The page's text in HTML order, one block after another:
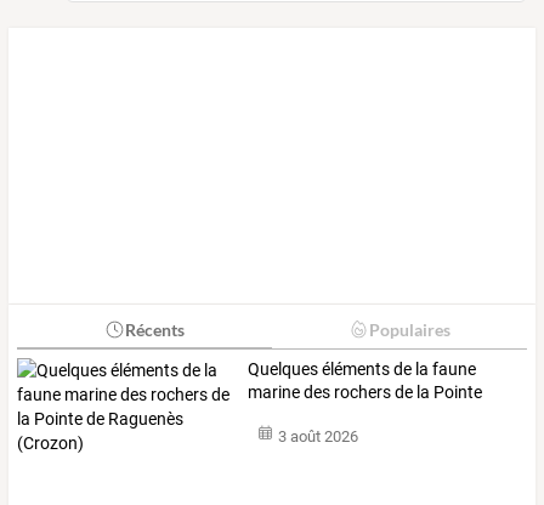
Récents Populaires
Quelquesélémentsde la faune
marinedes rochersde la Pointe
3 août 2026